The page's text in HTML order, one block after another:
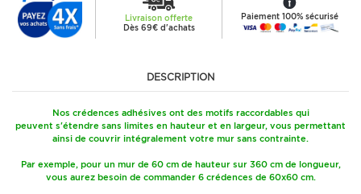
Livraison offerte
Dès 69€ d'achats
Paiement 100% sécurisé
DESCRIPTION
Nos crédences adhésives ont des motifs raccordables qui
peuvent s'étendre sans limites en hauteur et en largeur, vous permettant
ainsi de couvrir intégralement votre mur sans contrainte.
Par exemple, pour un mur de 60 cm de hauteur sur 360 cm de longueur,
vous aurez besoin de commander 6 crédences de 60x60 cm.